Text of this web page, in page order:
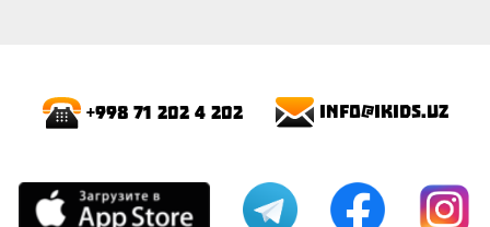
+998 71 202 4 202 info@ikids.uz